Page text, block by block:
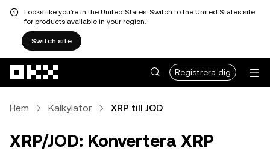
Looks like you're in the United States. Switch to the United States site
for products available in your region.
Switch site
Registrera dig
Hem Kalkylator XRP till JOD
XRP/JOD: Konvertera XRP